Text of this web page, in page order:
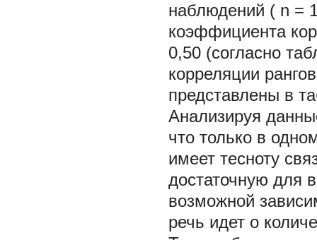
наблюдений ( n =
коэффициента
0,50 (согласно
корреляции
представлены в
Анализируя
что только в
имеет тесноту
достаточную для
возможной
речь идет о